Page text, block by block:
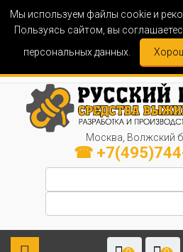
Мы используем файлы cookie и
Пользуясь сайтом, вы
персональных данных.
Москва, Волжский
☎